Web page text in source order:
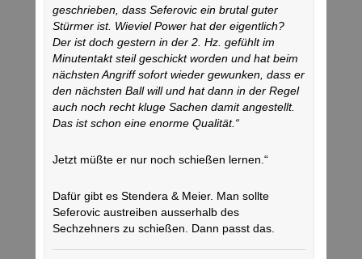
geschrieben, dass Seferovic ein brutal guter
Stürmer ist. Wieviel Power hat der eigentlich?
Der ist doch gestern in der 2. Hz. gefühlt im
Minutentakt steil geschickt worden und hat beim
nächsten Angriff sofort wieder gewunken, dass er
den nächsten Ball will und hat dann in der Regel
auch noch recht kluge Sachen damit angestellt.
Das ist schon eine enorme Qualität.“
Jetzt müßte er nur noch schießen lernen.“
Dafür gibt es Stendera & Meier. Man sollte
Seferovic austreiben ausserhalb des
Sechzehners zu schießen. Dann passt das.